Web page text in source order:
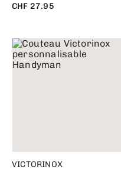
CHF 27.95
VICTORINOX